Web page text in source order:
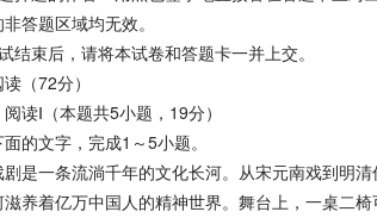
答题区域均无效。
束后，请将本试卷和答题卡一并上交。
（72分）
Ⅰ（本题共5小题，19分）
文字，完成1～5小题。
一条流淌千年的文化长河。从宋元南戏到明清
滋养着亿万中国人的精神世界。舞台上，一桌二